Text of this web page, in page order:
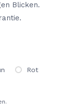
Blicken.
Rot